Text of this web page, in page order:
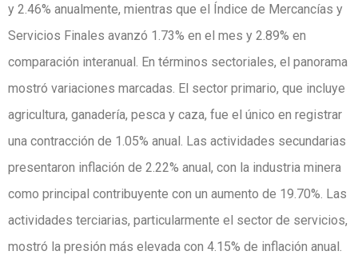
y 2.46% anualmente, mientras que el Índice de Mercancías y
Servicios Finales avanzó 1.73% en el mes y 2.89% en
comparación interanual. En términos sectoriales, el panorama
mostró variaciones marcadas. El sector primario, que incluye
agricultura, ganadería, pesca y caza, fue el único en registrar
una contracción de 1.05% anual. Las actividades secundarias
presentaron inflación de 2.22% anual, con la industria minera
como principal contribuyente con un aumento de 19.70%. Las
actividades terciarias, particularmente el sector de servicios,
mostró la presión más elevada con 4.15% de inflación anual.